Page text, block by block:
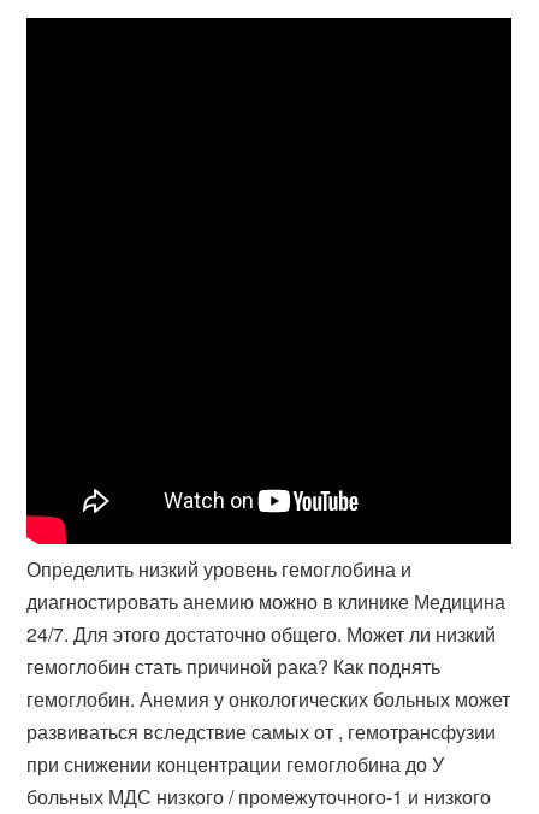
Определить низкий уровень гемоглобина и
диагностировать анемию можно в клинике Медицина
24/7. Для этого достаточно общего. Может ли низкий
гемоглобин стать причиной рака? Как поднять
гемоглобин. Анемия у онкологических больных может
развиваться вследствие самых от , гемотрансфузии
при снижении концентрации гемоглобина до У
больных МДС низкого / промежуточного-1 и низкого